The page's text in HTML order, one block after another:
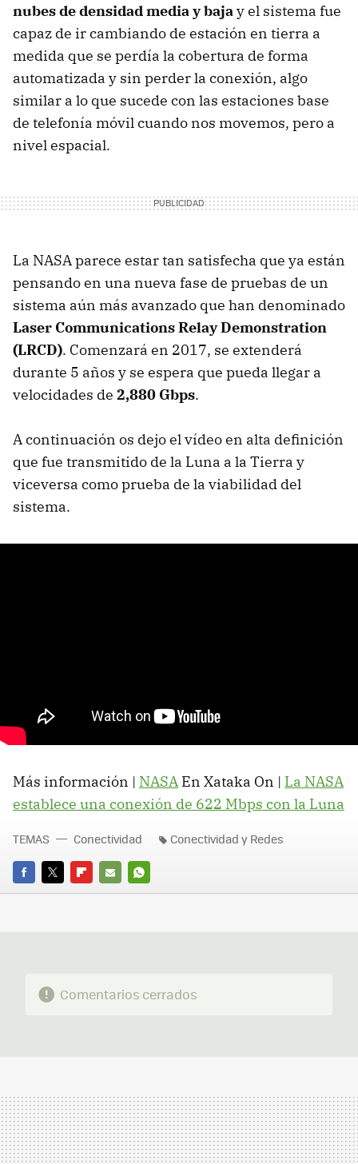
nubes de densidad media y bajay el sistema fue
capaz de ir cambiando de estación en tierra a
medida que se perdía la cobertura de forma
automatizada y sin perder la conexión, algo
similar a lo que sucede con las estaciones base
de telefonía móvil cuando nos movemos, pero a
nivel espacial.
La NASA parece estar tan satisfecha que ya están
pensando en una nueva fase de pruebas de un
sistema aún más avanzado que han denominado
Laser Communications Relay Demonstration
(LRCD). Comenzará en 2017, se extenderá
durante 5 años y se espera que pueda llegar a
velocidades de 2,880 Gbps.
A continuación os dejo el vídeo en alta definición
que fue transmitido de la Luna a la Tierra y
viceversa como prueba de la viabilidad del
sistema.
Más información | NASA En Xataka On | La NASA
establece una conexión de 622 Mbps con la Luna
FACEBOOK
TWITTERFLIPBOARD
E-
WHATSAPP
TEMAS Conectividad Conectividad y Redes
Comentarios cerrados